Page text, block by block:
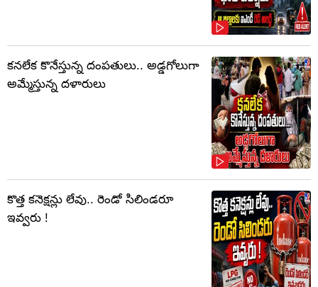
కనలేక కొనేస్తున్న దంపతులు.. అడ్డగోలుగా
అమ్మేస్తున్న దళారులు
కొత్త కనెక్షన్లు లేవు.. రెండో సిలిండరూ
ఇవ్వరు !